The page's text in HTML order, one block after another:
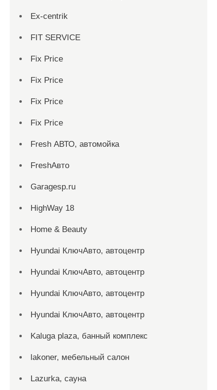
Ex-centrik
FIT SERVICE
Fix Price
Fix Price
Fix Price
Fix Price
Fresh АВТО, автомойка
FreshАвто
Garagesp.ru
HighWay 18
Home & Beauty
Hyundai КлючАвто, автоцентр
Hyundai КлючАвто, автоцентр
Hyundai КлючАвто, автоцентр
Hyundai КлючАвто, автоцентр
Kaluga plaza, банный комплекс
lakoner, мебельный салон
Lazurka, сауна